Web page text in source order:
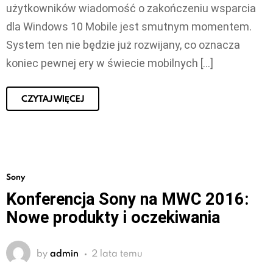
użytkowników wiadomość o zakończeniu wsparcia
dla Windows 10 Mobile jest smutnym momentem.
System ten nie będzie już rozwijany, co oznacza
koniec pewnej ery w świecie mobilnych […]
CZYTAJ WIĘCEJ
Sony
Konferencja Sony na MWC 2016:
Nowe produkty i oczekiwania
by admin 2 lata temu